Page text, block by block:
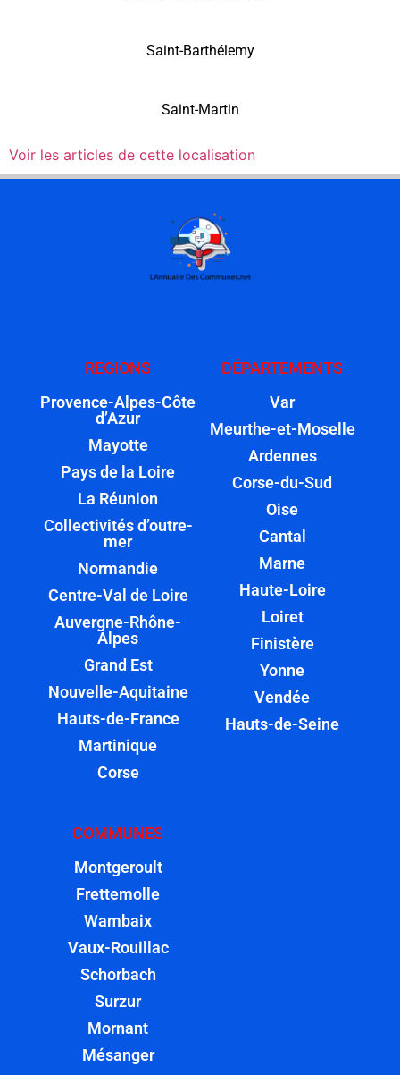
Saint-Barthélemy
Saint-Martin
Voir les articles de cette localisation
REGIONS
Provence-Alpes-Côte
d’Azur
Mayotte
Pays de la Loire
La Réunion
Collectivités d’outre-
mer
Normandie
Centre-Val de Loire
Auvergne-Rhône-
Alpes
Grand Est
Nouvelle-Aquitaine
Hauts-de-France
Martinique
Corse
DÉPARTEMENTS
Var
Meurthe-et-Moselle
Ardennes
Corse-du-Sud
Oise
Cantal
Marne
Haute-Loire
Loiret
Finistère
Yonne
Vendée
Hauts-de-Seine
COMMUNES
Montgeroult
Frettemolle
Wambaix
Vaux-Rouillac
Schorbach
Surzur
Mornant
Mésanger